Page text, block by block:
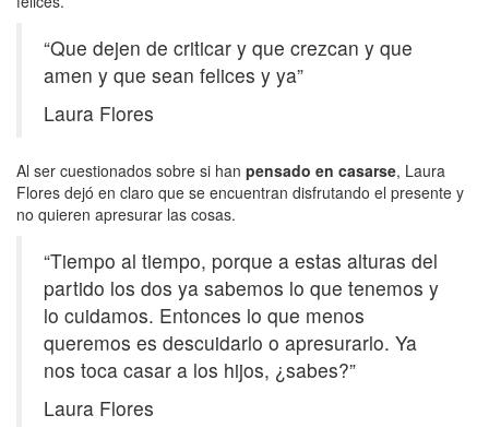
“Que dejen de criticar y que crezcan y que
amen y que sean felices y ya”
Laura Flores
Al ser cuestionados sobre si han pensado en casarse, Laura
Flores dejó en claro que se encuentran disfrutando el presente y
no quieren apresurar las cosas.
“Tiempo al tiempo, porque a estas alturas del
partido los dos ya sabemos lo que tenemos y
lo cuidamos. Entonces lo que menos
queremos es descuidarlo o apresurarlo. Ya
nos toca casar a los hijos, ¿sabes?”
Laura Flores